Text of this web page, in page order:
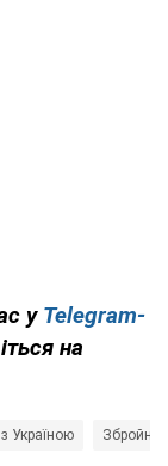
у Telegram-
на
з Україною Збройні